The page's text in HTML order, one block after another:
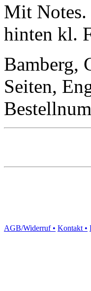
Mit Notes.
hinten kl.
Bamberg,
Seiten,
AGB/Widerruf • Kontakt •